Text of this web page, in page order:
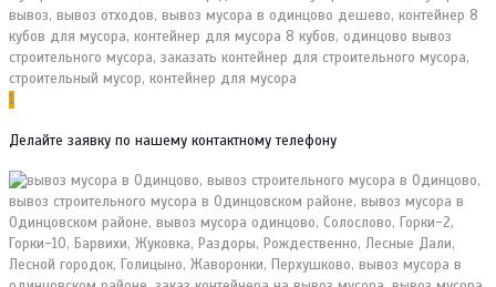
1
Делайте заявку по нашему контактному телефону